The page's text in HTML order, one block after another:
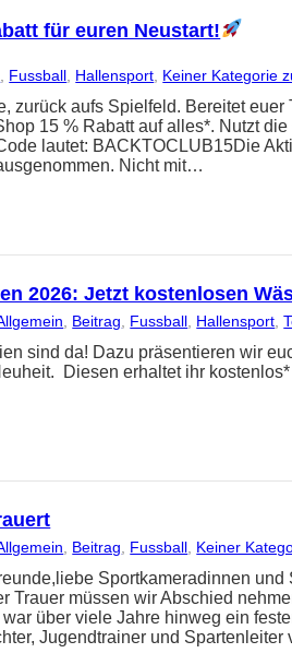
für euren Neustart!
Fussball Hallensport Keiner Kategorie
zurück aufs Spielfeld. Bereitet euer
15 % Rabatt auf alles*. Nutzt
lautet: BACKTOCLUB15Die
Nicht mit…
2026: Jetzt kostenlosen
Beitrag Fussball Hallensport ,
sind da! Dazu präsentieren wir
Diesen erhaltet ihr
, Beitrag, Fussball, Keiner
Sportkameradinnen
Trauer müssen wir Abschied
über viele Jahre hinweg ein
Jugendtrainer und